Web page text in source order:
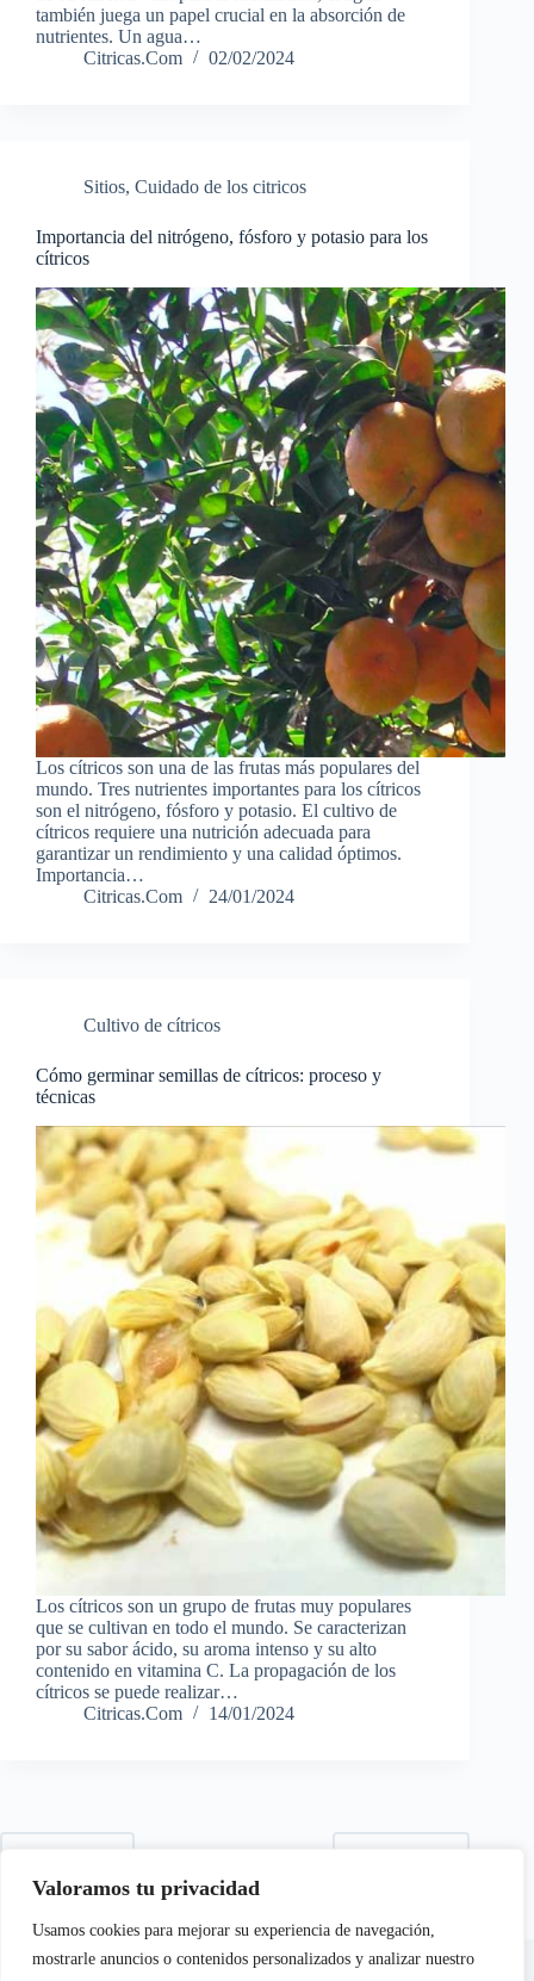
Valoramos tu privacidad
Usamos cookies para mejorar su experiencia de navegación,
mostrarle anuncios o contenidos personalizados y analizar nuestro
también juega un papel crucial en la absorción de
nutrientes. Un agua…
Citricas.Com
02/02/2024
Sitios, Cuidado de los citricos
Importancia del nitrógeno, fósforo y potasio para los
cítricos
Los cítricos son una de las frutas más populares del
mundo. Tres nutrientes importantes para los cítricos
son el nitrógeno, fósforo y potasio. El cultivo de
cítricos requiere una nutrición adecuada para
garantizar un rendimiento y una calidad óptimos.
Importancia…
Citricas.Com
24/01/2024
Cultivo de cítricos
Cómo germinar semillas de cítricos: proceso y
técnicas
Los cítricos son un grupo de frutas muy populares
que se cultivan en todo el mundo. Se caracterizan
por su sabor ácido, su aroma intenso y su alto
contenido en vitamina C. La propagación de los
cítricos se puede realizar…
Citricas.Com
14/01/2024
En calidad de Afiliados de Amazon, obtenemos ingresos por
las compras adscritas que cumplen los requisitos aplicables